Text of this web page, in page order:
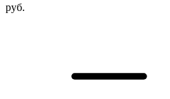
руб.